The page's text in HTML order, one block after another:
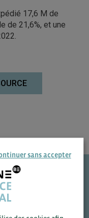
17,6 M de
de 21,6%, et une
?
sans accepter